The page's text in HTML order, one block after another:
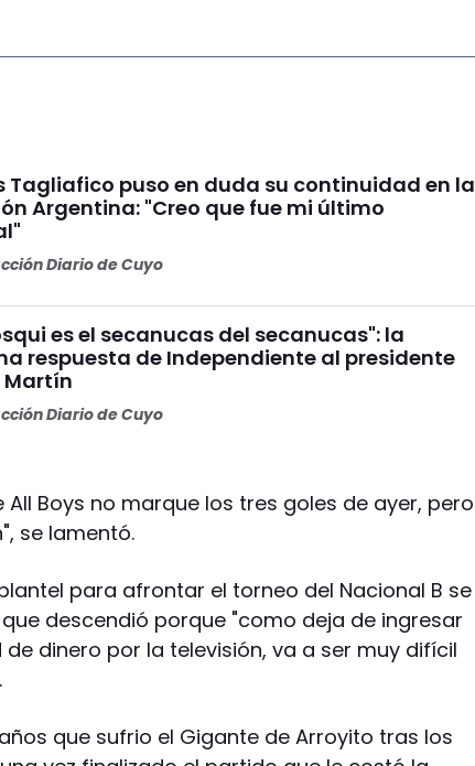
Tagliafico puso en duda su continuidad en la
Argentina: "Creo que fue mi último
Diario de Cuyo
es el secanucas del secanucas": la
respuesta de Independiente al presidente
Martín
Diario de Cuyo
All Boys no marque los tres goles de ayer, pero
se lamentó.
para afrontar el torneo del Nacional B se
descendió porque "como deja de ingresar
dinero por la televisión, va a ser muy difícil
que sufrio el Gigante de Arroyito tras los